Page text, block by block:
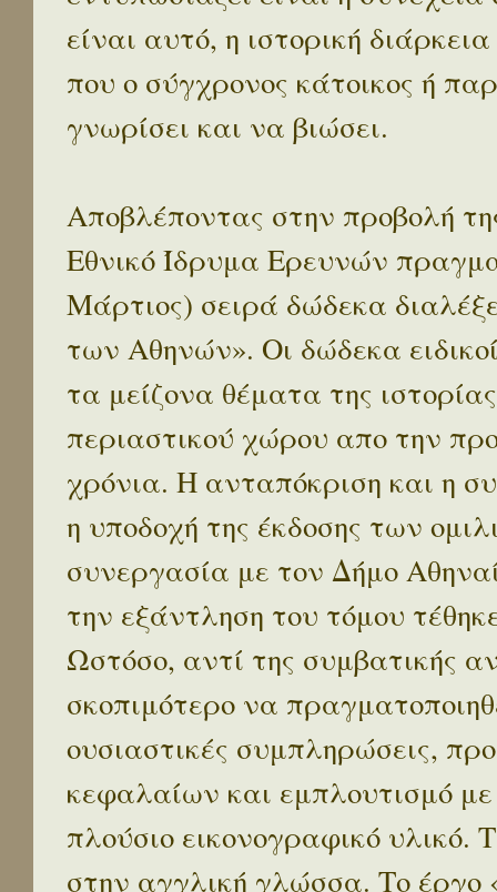
είναι αυτό, η ιστορική
που ο σύγχρονος κάτοικος ή
γνωρίσει και να βιώσει.
Αποβλέποντας στην προβολή
Εθνικό Ίδρυμα Ερευνών
Μάρτιος) σειρά δώδεκα
των Αθηνών». Οι δώδεκα
τα μείζονα θέματα της
περιαστικού χώρου απο την
χρόνια. Η ανταπόκριση και η
η υποδοχή της έκδοσης των
συνεργασία με τον Δήμο
την εξάντληση του τόμου
Ωστόσο, αντί της συμβατικής
σκοπιμότερο να
ουσιαστικές συμπληρώσεις,
κεφαλαίων και εμπλουτισμό
πλούσιο εικονογραφικό
στην αγγλική γλώσσα. Το